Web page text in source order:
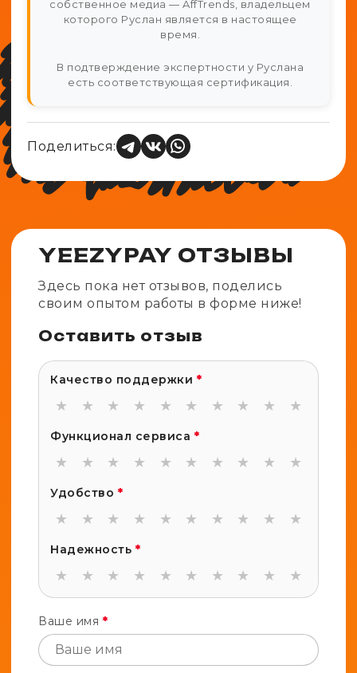
собственное медиа — AffTrends, владельцем
которого Руслан является в настоящее
время.
В подтверждение экспертности у Руслана
есть соответствующая сертификация.
Поделиться:
YEEZYPAY ОТЗЫВЫ
Здесь пока нет отзывов, поделись
своим опытом работы в форме ниже!
Оставить отзыв
Качество поддержки *
★ ★ ★ ★ ★ ★ ★ ★ ★ ★
Функционал сервиса *
★ ★ ★ ★ ★ ★ ★ ★ ★ ★
Удобство *
★ ★ ★ ★ ★ ★ ★ ★ ★ ★
Надежность *
★ ★ ★ ★ ★ ★ ★ ★ ★ ★
Ваше имя *